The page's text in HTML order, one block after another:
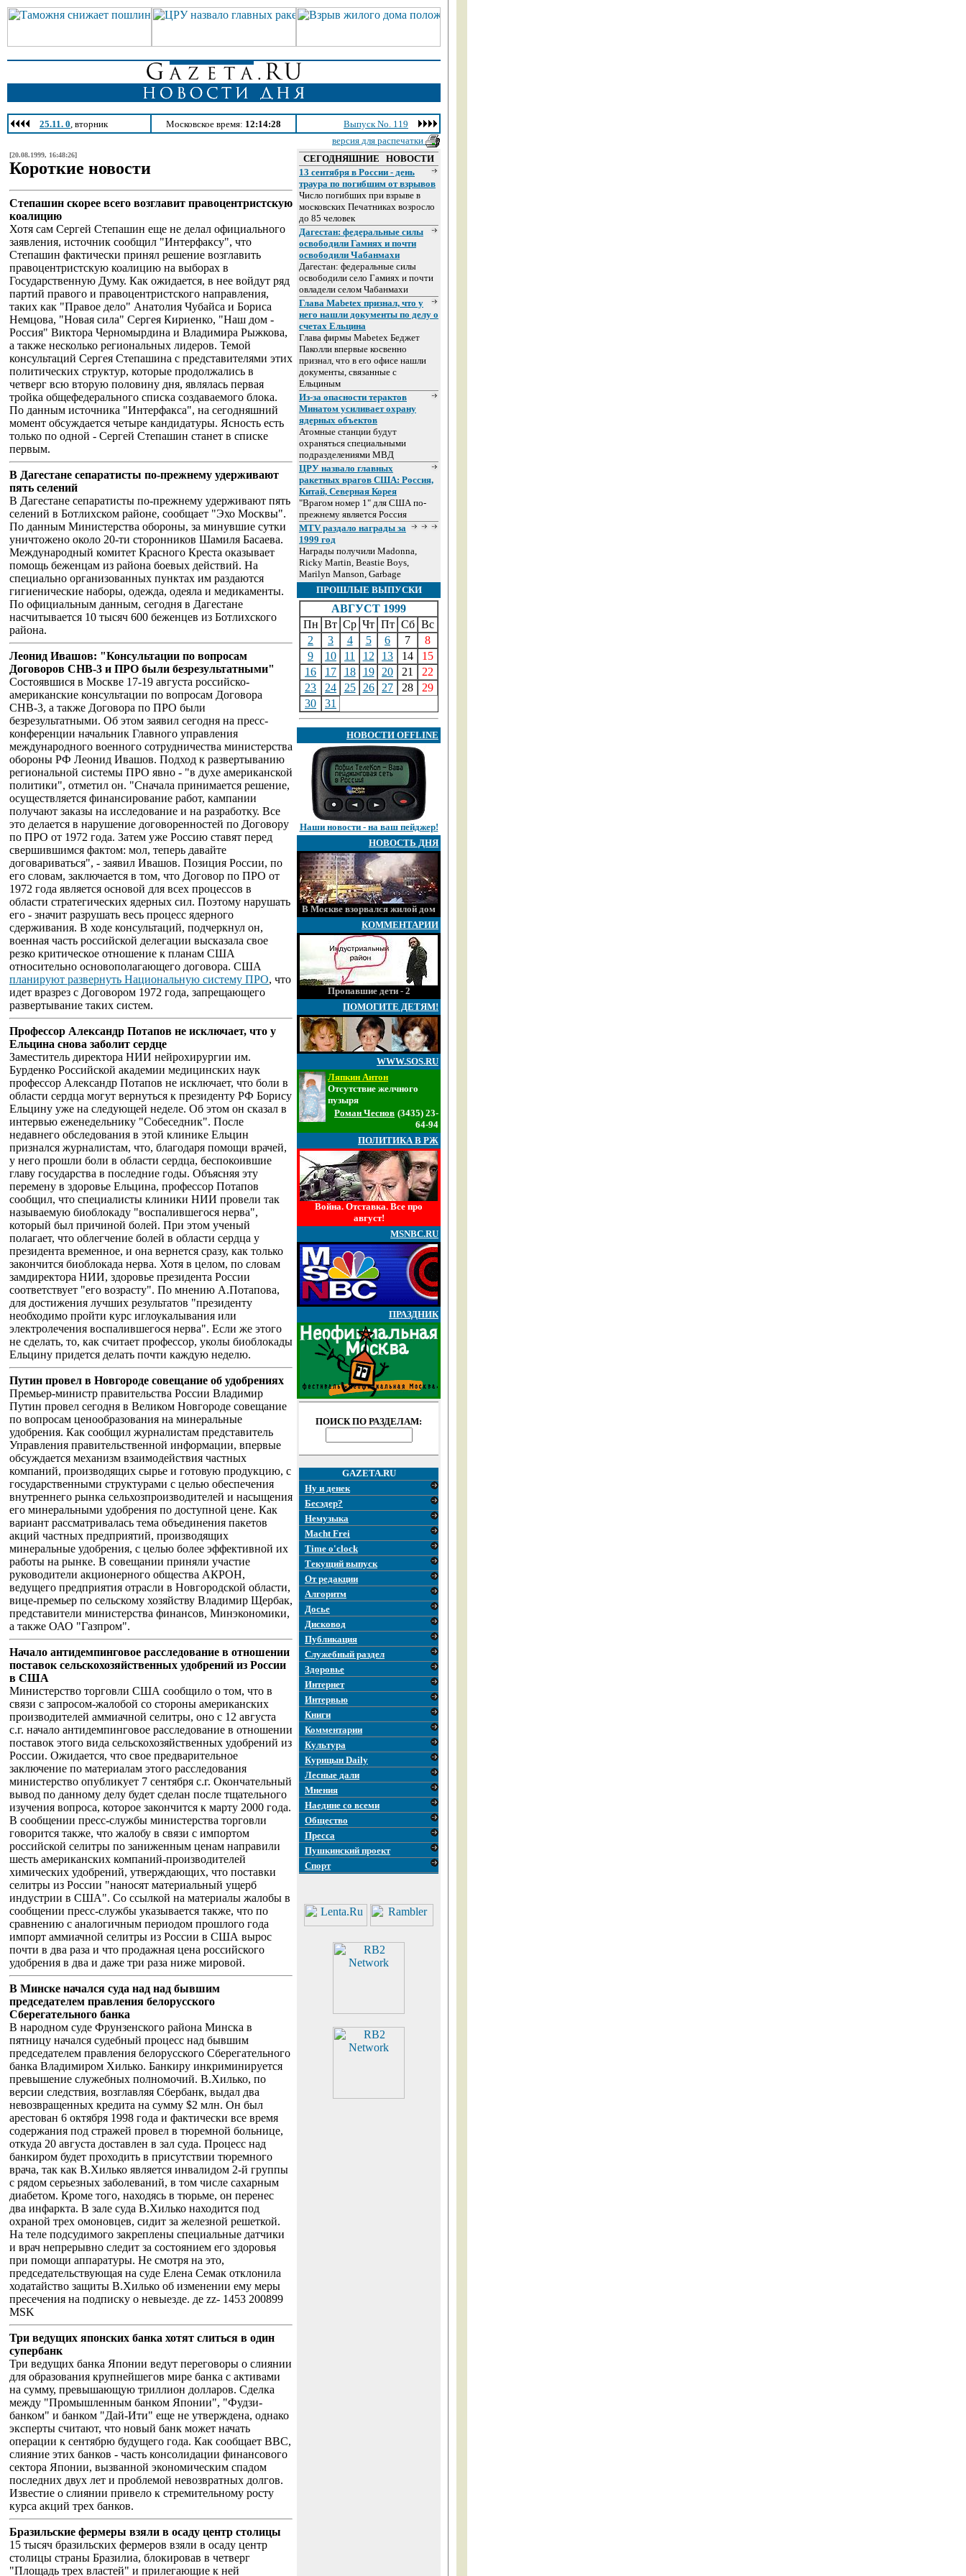
25.11. 0, вторник Московское время: 12:14:28
Выпуск No. 119
версия для распечатки
[20.08.1999, 16:48:26]
Короткие новости
Степашин скорее всего возглавит правоцентристcкую
коалицию
Хотя сам Сергей Степашин еще не делал официального
заявления, источник сообщил "Интерфаксу", что
Степашин фактически принял решение возглавить
правоцентристcкую коалицию на выборах в
Государственную Думу. Как ожидается, в нее войдут ряд
партий правого и правоцентристского направления,
таких как "Правое дело" Анатолия Чубайса и Бориса
Немцова, "Новая сила" Сергея Кириенко, "Наш дом -
Россия" Виктора Черномырдина и Владимира Рыжкова,
а также несколько региональных лидеров. Темой
консультаций Сергея Степашина с представителями этих
политических структур, которые продолжались в
четверг всю вторую половину дня, являлась первая
тройка общефедерального списка создаваемого блока.
По данным источника "Интерфакса", на сегодняшний
момент обсуждается четыре кандидатуры. Ясность есть
только по одной - Сергей Степашин станет в списке
первым.
В Дагестане сепаратисты по-прежнему удерживают
пять селений
В Дагестане сепаратисты по-прежнему удерживают пять
селений в Ботлихском районе, сообщает "Эхо Москвы".
По данным Министерства обороны, за минувшие сутки
уничтожено около 20-ти сторонников Шамиля Басаева.
Международный комитет Красного Креста оказывает
помощь беженцам из района боевых действий. На
специально организованных пунктах им раздаются
гигиенические наборы, одежда, одеяла и медикаменты.
По официальным данным, сегодня в Дагестане
насчитывается 10 тысяч 600 беженцев из Ботлихского
района.
Леонид Ивашов: "Консультации по вопросам
Договоров СНВ-3 и ПРО были безрезультатными"
Состоявшися в Москве 17-19 августа российско-
американские консультации по вопросам Договора
СНВ-3, а также Договора по ПРО были
безрезультатными. Об этом заявил сегодня на пресс-
конференции начальник Главного управления
международного военного сотрудничества министерства
обороны РФ Леонид Ивашов. Подход к развертыванию
региональной системы ПРО явно - "в духе американской
политики", отметил он. "Сначала принимается решение,
осуществляется финансирование работ, кампании
получают заказы на исследование и на разработку. Все
это делается в нарушение договоренностей по Договору
по ПРО от 1972 года. Затем уже Россию ставят перед
свершившимся фактом: мол, теперь давайте
договариваться", - заявил Ивашов. Позиция России, по
его словам, заключается в том, что Договор по ПРО от
1972 года является основой для всех процессов в
области стратегических ядерных сил. Поэтому нарушать
его - значит разрушать весь процесс ядерного
сдерживания. В ходе консультаций, подчеркнул он,
военная часть российской делегации высказала свое
резко критическое отношение к планам США
относительно основополагающего договора. США
планируют развернуть Национальную систему ПРО, что
идет вразрез с Договором 1972 года, запрещающего
развертывание таких систем.
Профессор Александр Потапов не исключает, что у
Ельцина снова заболит сердце
Заместитель директора НИИ нейрохирургии им.
Бурденко Российской академии медицинских наук
профессор Александр Потапов не исключает, что боли в
области сердца могут вернуться к президенту РФ Борису
Ельцину уже на следующей неделе. Об этом он сказал в
интервью еженедельнику "Собеседник". После
недавнего обследования в этой клинике Ельцин
признался журналистам, что, благодаря помощи врачей,
у него прошли боли в области сердца, беспокоившие
главу государства в последние годы. Объясняя эту
перемену в здоровье Ельцина, профессор Потапов
сообщил, что специалисты клиники НИИ провели так
называемую биоблокаду "воспалившегося нерва",
который был причиной болей. При этом ученый
полагает, что облегчение болей в области сердца у
президента временное, и она вернется сразу, как только
закончится биоблокада нерва. Хотя в целом, по словам
замдиректора НИИ, здоровье президента России
соответствует "его возрасту". По мнению А.Потапова,
для достижения лучших результатов "президенту
необходимо пройти курс иглоукалывания или
электролечения воспалившегося нерва". Если же этого
не сделать, то, как считает профессор, уколы биоблокады
Ельцину придется делать почти каждую неделю.
Путин провел в Новгороде совещание об удобрениях
Премьер-министр правительства России Владимир
Путин провел сегодня в Великом Новгороде совещание
по вопросам ценообразования на минеральные
удобрения. Как сообщил журналистам представитель
Управления правительственной информации, впервые
обсуждается механизм взаимодействия частных
компаний, производящих сырье и готовую продукцию, с
государственными структурами с целью обеспечения
внутреннего рынка сельхозпроизводителей и насыщения
его минеральными удобрения по доступной цене. Как
вариант рассматривалась тема объединения пакетов
акций частных предприятий, производящих
минеральные удобрения, с целью более эффективной их
работы на рынке. В совещании приняли участие
руководители акционерного общества АКРОН,
ведущего предприятия отрасли в Новгородской области,
вице-премьер по сельскому хозяйству Владимир Щербак,
представители министерства финансов, Минэкономики,
а также ОАО "Газпром".
Начало антидемпинговое расследование в отношении
поставок сельскохозяйственных удобрений из России
в США
Министерство торговли США сообщило о том, что в
связи с запросом-жалобой со стороны американских
производителей аммиачной селитры, оно с 12 августа
с.г. начало антидемпинговое расследование в отношении
поставок этого вида сельскохозяйственных удобрений из
России. Ожидается, что свое предварительное
заключение по материалам этого расследования
министерство опубликует 7 сентября с.г. Окончательный
вывод по данному делу будет сделан после тщательного
изучения вопроса, которое закончится к марту 2000 года.
В сообщении пресс-службы министерства торговли
говорится также, что жалобу в связи с импортом
российской селитры по заниженным ценам направили
шесть американских компаний-производителей
химических удобрений, утверждающих, что поставки
селитры из России "наносят материальный ущерб
индустрии в США". Со ссылкой на материалы жалобы в
сообщении пресс-службы указывается также, что по
сравнению с аналогичным периодом прошлого года
импорт аммиачной селитры из России в США вырос
почти в два раза и что продажная цена российского
удобрения в два и даже три раза ниже мировой.
В Минске начался суда над над бывшим
председателем правления белорусского
Сберегательного банка
В народном суде Фрунзенского района Минска в
пятницу начался судебный процесс над бывшим
председателем правления белорусского Сберегательного
банка Владимиром Хилько. Банкиру инкриминируется
превышение служебных полномочий. В.Хилько, по
версии следствия, возглавляя Сбербанк, выдал два
невозвращенных кредита на сумму $2 млн. Он был
арестован 6 октября 1998 года и фактически все время
содержания под стражей провел в тюремной больнице,
откуда 20 августа доставлен в зал суда. Процесс над
банкиром будет проходить в присутствии тюремного
врача, так как В.Хилько является инвалидом 2-й группы
с рядом серьезных заболеваний, в том числе сахарным
диабетом. Кроме того, находясь в тюрьме, он перенес
два инфаркта. В зале суда В.Хилько находится под
охраной трех омоновцев, сидит за железной решеткой.
На теле подсудимого закреплены специальные датчики
и врач непрерывно следит за состоянием его здоровья
при помощи аппаратуры. Не смотря на это,
председательствующая на суде Елена Семак отклонила
ходатайство защиты В.Хилько об изменении ему меры
пресечения на подписку о невыезде. де zz- 1453 200899
MSK
Три ведущих японских банка хотят слиться в один
супербанк
Три ведущих банка Японии ведут переговоры о слиянии
для образования крупнейшегов мире банка с активами
на сумму, превышающую триллион долларов. Сделка
между "Промышленным банком Японии", "Фудзи-
банком" и банком "Дай-Ити" еще не утверждена, однако
эксперты считают, что новый банк может начать
операции к сентябрю будущего года. Как сообщает BBC,
слияние этих банков - часть консолидации финансового
сектора Японии, вызванной экономическим спадом
последних двух лет и проблемой невозвратных долгов.
Известие о слиянии привело к стремительному росту
курса акций трех банков.
Бразильские фермеры взяли в осаду центр столицы
15 тысяч бразильских фермеров взяли в осаду центр
столицы страны Бразилиа, блокировав в четверг
"Площадь трех властей" и прилегающие к ней
СЕГОДНЯШНИЕ НОВОСТИ
13 сентября в России - день
траура по погибшим от взрывов
Число погибших при взрыве в
московских Печатниках возросло
до 85 человек
Дагестан: федеральные силы
освободили Гамиях и почти
освободили Чабанмахи
Дагестан: федеральные силы
освободили село Гамиях и почти
овладели селом Чабанмахи
Глава Mabetex признал, что у
него нашли документы по делу о
счетах Ельцина
Глава фирмы Mabetex Беджет
Паколли впервые косвенно
признал, что в его офисе нашли
документы, связанные с
Ельциным
Из-за опасности терактов
Минатом усиливает охрану
ядерных объектов
Атомные станции будут
охраняться специальными
подразделениями МВД
ЦРУ назвало главных
ракетных врагов США: Россия,
Китай, Северная Корея
"Врагом номер 1" для США по-
прежнему является Россия
MTV раздало награды за
1999 год
Награды получили Madonna,
Ricky Martin, Beastie Boys,
Marilyn Manson, Garbage
ПРОШЛЫЕ ВЫПУСКИ
АВГУСТ 1999
Пн Вт Ср Чт Пт Сб Вс
2
3 4 5 6 7
8
9
10 11 12 13 14
15
16
17 18 19 20 21
22
23
24 25 26 27 28
29
30
31
НОВОСТИ OFFLINE
Наши новости - на ваш пейджер!
НОВОСТЬ ДНЯ
В Москве взорвался жилой дом
КОММЕНТАРИИ
Пропавшие дети - 2
ПОМОГИТЕ ДЕТЯМ!
WWW.SOS.RU
Ляпкин Антон
Отсутствие желчного
пузыря
Роман Чеснов (3435) 23-
64-94
ПОЛИТИКА В РЖ
Война. Отставка. Все про
август!
MSNBC.RU
ПРАЗДНИК
ПОИСК ПО РАЗДЕЛАМ:
GAZETA.RU
Ну и денек
Бесэдер?
Немузыка
Macht Frei
Time o'clock
Текущий выпуск
От редакции
Алгоритм
Досье
Дисковод
Публикация
Служебный раздел
Здоровье
Интернет
Интервью
Книги
Комментарии
Культура
Курицын Daily
Лесные дали
Мнения
Наедине со всеми
Общество
Пресса
Пушкинский проект
Спорт